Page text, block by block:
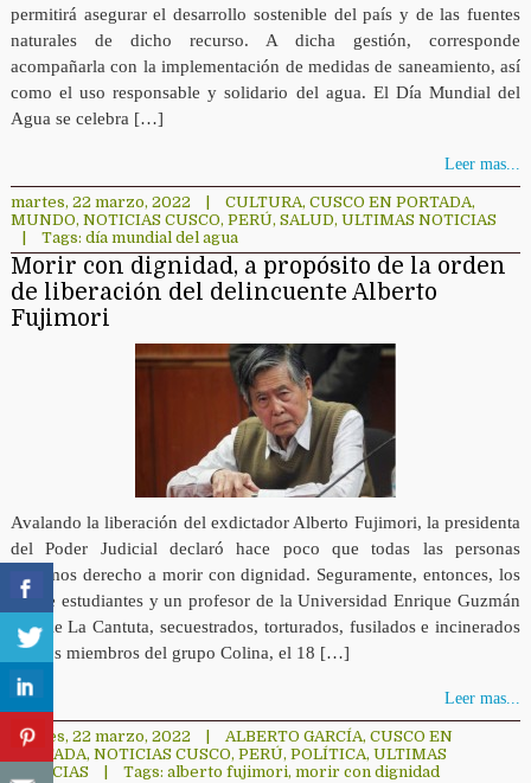
permitirá asegurar el desarrollo sostenible del país y de las fuentes
naturales de dicho recurso. A dicha gestión, corresponde
acompañarla con la implementación de medidas de saneamiento, así
como el uso responsable y solidario del agua. El Día Mundial del
Agua se celebra […]
Leer mas...
martes, 22 marzo, 2022 CULTURA, CUSCO EN PORTADA,
MUNDO, NOTICIAS CUSCO, PERÚ, SALUD, ULTIMAS NOTICIAS
Tags: día mundial del agua
Morir con dignidad, a propósito de la orden
de liberación del delincuente Alberto
Fujimori
Avalando la liberación del exdictador Alberto Fujimori, la presidenta
del Poder Judicial declaró hace poco que todas las personas
teníamos derecho a morir con dignidad. Seguramente, entonces, los
nueve estudiantes y un profesor de la Universidad Enrique Guzmán
y Valle La Cantuta, secuestrados, torturados, fusilados e incinerados
por los miembros del grupo Colina, el 18 […]
Leer mas...
martes, 22 marzo, 2022 ALBERTO GARCÍA, CUSCO EN
PORTADA, NOTICIAS CUSCO, PERÚ, POLÍTICA, ULTIMAS
NOTICIAS
Tags: alberto fujimori, morir con dignidad